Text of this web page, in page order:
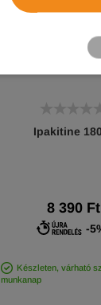
Ipakitine
8 390 Ft
-
Készleten, várható
munkanap